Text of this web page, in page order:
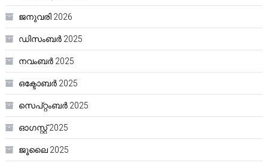
ജനുവരി 2026
ഡിസംബർ 2025
നവംബർ 2025
ഒക്ടോബർ 2025
സെപ്റ്റംബർ 2025
ഓഗസ്റ്റ്‌ 2025
ജൂലൈ 2025